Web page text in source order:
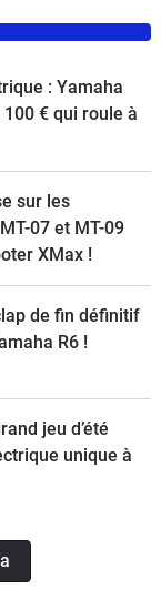
: Yamaha
€ qui roule à
sur les
07 et MT-09
XMax !
de fin définitif
R6 !
jeu d’été
unique à